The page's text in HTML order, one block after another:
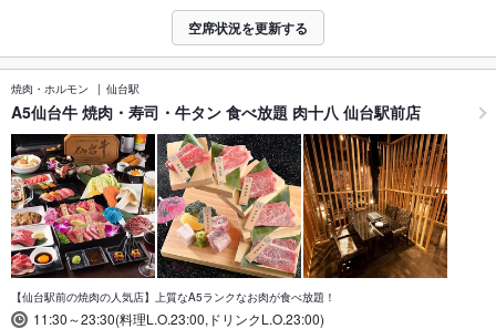
空席状況を更新する
焼肉・ホルモン 仙台駅
A5仙台牛 焼肉・寿司・牛タン 食べ放題 肉十八 仙台駅前店
【仙台駅前の焼肉の人気店】上質なA5ランクなお肉が食べ放題！
11:30～23:30(料理L.O.23:00,ドリンクL.O.23:00)